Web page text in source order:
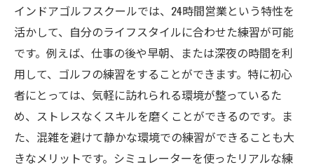
魅力
安全で快適な深夜練習のためのポイント
深夜でも安心のサポート体制
ウテミル藤沢店で最新シミュレーターを使った
インドアゴルフ体験
最新技術でリアルを追求！シミュレーター
の魅力
インドアゴルフスクールでは、24時間営業という特性を
活かして、自分のライフスタイルに合わせた練習が可能
です。例えば、仕事の後や早朝、または深夜の時間を利
用して、ゴルフの練習をすることができます。特に初心
者にとっては、気軽に訪れられる環境が整っているた
め、ストレスなくスキルを磨くことができるのです。ま
た、混雑を避けて静かな環境での練習ができることも大
きなメリットです。シミュレーターを使ったリアルな練